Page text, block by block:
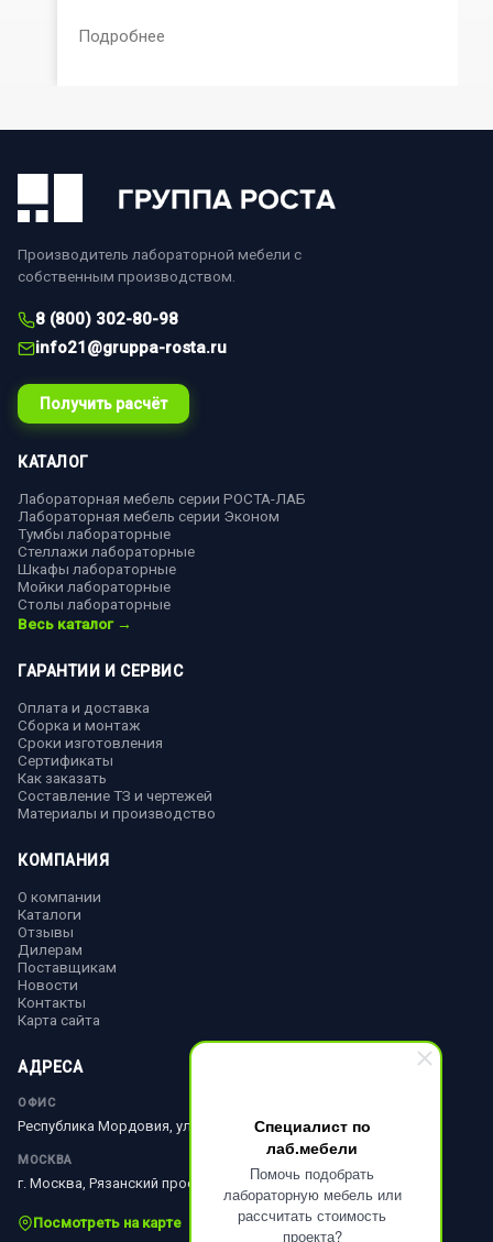
Специалист по
лаб.мебели
Помочь подобрать
лабораторную мебель или
рассчитать стоимость
проекта?
Подробнее
Производитель лабораторной мебели с
собственным производством.
8 (800) 302-80-98
info21@gruppa-rosta.ru
Получить расчёт
КАТАЛОГ
Лабораторная мебель серии РОСТА-ЛАБ
Лабораторная мебель серии Эконом
Тумбы лабораторные
Стеллажи лабораторные
Шкафы лабораторные
Мойки лабораторные
Столы лабораторные
Весь каталог →
ГАРАНТИИ И СЕРВИС
Оплата и доставка
Сборка и монтаж
Сроки изготовления
Сертификаты
Как заказать
Составление ТЗ и чертежей
Материалы и производство
КОМПАНИЯ
О компании
Каталоги
Отзывы
Дилерам
Поставщикам
Новости
Контакты
Карта сайта
АДРЕСА
ОФИС
Республика Мордовия, ул. Ленина, д. 51
МОСКВА
г. Москва, Рязанский просп., д. 10, стр. 18
Посмотреть на карте